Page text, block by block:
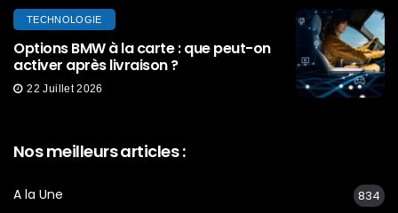
TECHNOLOGIE
Options BMW à la carte : que peut-on
activer après livraison ?
22 Juillet 2026
Nos meilleurs articles :
A la Une 834